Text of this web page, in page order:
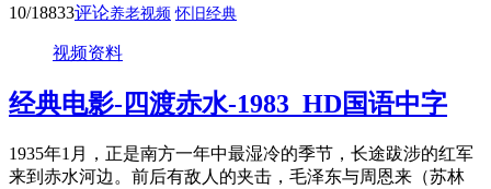
10/18833评论养老视频 怀旧经典
视频资料
经典电影-四渡赤水-1983_HD国语中字
1935年1月，正是南方一年中最湿冷的季节，长途跋涉的红军
来到赤水河边。前后有敌人的夹击，毛泽东与周恩来（苏林